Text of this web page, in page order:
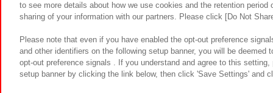
to see more details about how we use cookies and the retention
sharing of your information with our partners. Please click [Do Not
Please note that even if you have enabled the opt-out preference
and other identifiers on the following setup banner, you will be
opt-out preference signals . If you understand and agree to this
setup banner by clicking the link below, then click 'Save Settings' and